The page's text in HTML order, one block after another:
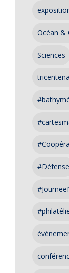
Océan &
Sciences
#Défense
#philatélie